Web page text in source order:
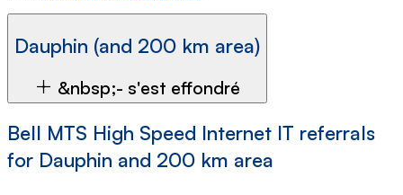
Dauphin (and 200 km area)
&nbsp;- s'est effondré
Bell MTS High Speed Internet IT referrals
for Dauphin and 200 km area